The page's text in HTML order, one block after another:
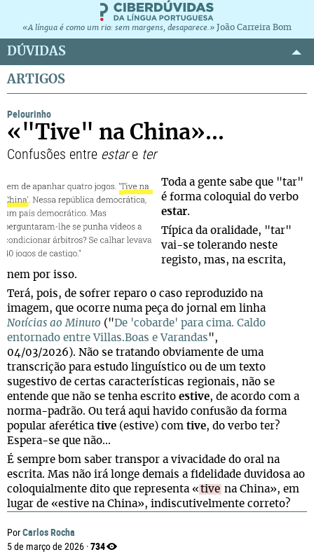
«A língua é como um rio: sem margens, desaparece.» João Carreira Bom
DÚVIDAS
ARTIGOS
PorCarlos Rocha
5 de março de 2026 ·734
Pelourinho
«"Tive" na China»...
Confusões entre estare ter
Toda a gente sabe que "tar"
é forma coloquial do verbo
estar.
Típica da oralidade, "tar"
vai-se tolerando neste
registo, mas, na escrita,
nem por isso.
Terá, pois, de sofrer reparo o caso reproduzido na
imagem, que ocorre numa peça do jornal em linha
Notícias ao Minuto ("De 'cobarde' para cima. Caldo
entornado entre Villas.Boas e Varandas ",
04/03/2026). Não se tratando obviamente de uma
transcrição para estudo linguístico ou de um texto
sugestivo de certas características regionais, não se
entende que não se tenha escrito estive, de acordo com a
norma-padrão. Ou terá aqui havido confusão da forma
popular aferética tive (estive) com tive, do verbo ter?
Espera-se que não...
É sempre bom saber transpor a vivacidade do oral na
escrita. Mas não irá longe demais a fidelidade duvidosa ao
coloquialmente dito que representa « tive na China», em
lugar de «estive na China», indiscutivelmente correto?